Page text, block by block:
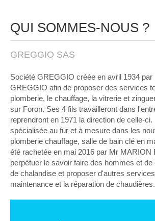
QUI SOMMES-NOUS ?
GREGGIO SAS
Société GREGGIO créée en avril 1934
GREGGIO afin de proposer des services
plomberie, le chauffage, la vitrerie et
sur Foron. Ses 4 fils travailleront dans
reprendront en 1971 la direction de celle-
spécialisée au fur et à mesure dans les
plomberie chauffage, salle de bain clé en
été rachetée en mai 2016 par Mr MARION
perpétuer le savoir faire des hommes et
de chalandise et proposer d'autres
maintenance et la réparation de chaudières.